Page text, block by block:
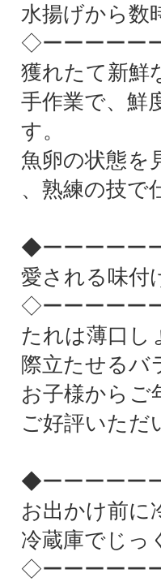
水揚げから数
◇ーーーーー
獲れたて新鮮
手作業で、鮮
す。
魚卵の状態を
、熟練の技で
◆ーーーーー
愛される味付
◇ーーーーー
たれは薄口し
際立たせるバ
お子様からご
ご好評いただ
◆ーーーーー
お出かけ前に
冷蔵庫でじっ
◇ーーーーー